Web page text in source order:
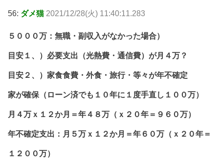
56: ダメ猫 2021/12/28(火) 11:40:11.283
５０００万：無職・副収入がなかった場合）
目安１、）必要支出（光熱費・通信費）が月４万？
目安２、）家食食費・外食・旅行・等々が年不確定
家が確保（ローン済でも１０年に１度手直し１００万）
月４万ｘ１２か月＝年４８万（ｘ２０年＝９６０万）
年不確定支出：月５万ｘ１２か月＝年６０万（ｘ２０年＝
１２００万）